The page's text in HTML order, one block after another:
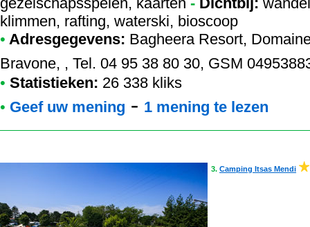
klimmen, rafting, waterski, bioscoop
• Adresgegevens: Bagheera Resort,
Bravone, , Tel. 04 95 38 80 30, GSM
• Statistieken: 26 338 kliks
• Geef uw mening - 1 mening te lezen
3. Camping Itsas Mendi